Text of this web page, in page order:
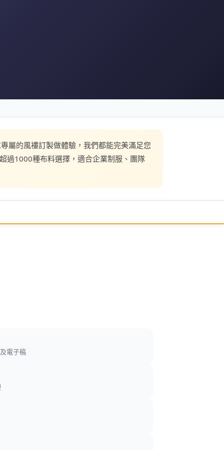
屬的風褸訂製做體驗，我們都能完美滿足您
過1000種布料選擇，適合企業制服、團隊
電子稿